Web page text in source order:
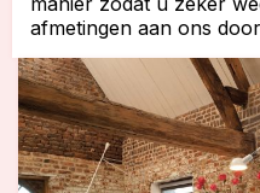
afmetingen aan ons